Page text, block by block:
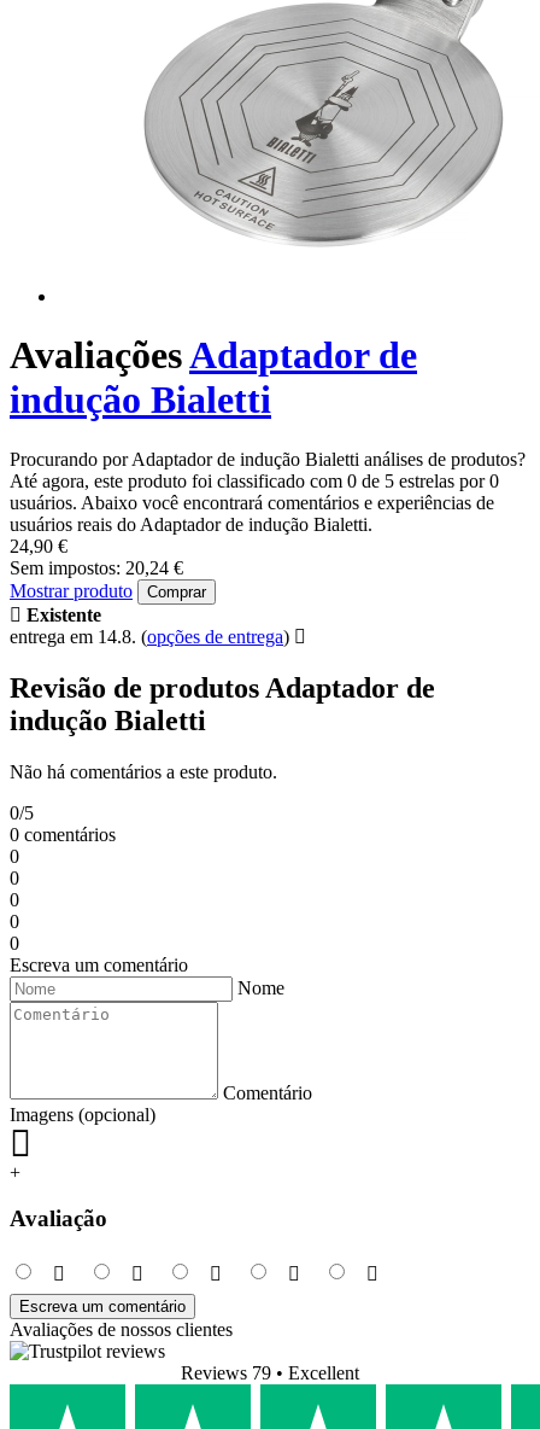
AvaliaçõesAdaptador de
indução Bialetti
Procurando por Adaptador de indução Bialetti análises de produtos?
Até agora, este produto foi classificado com 0 de 5 estrelas por 0
usuários. Abaixo você encontrará comentários e experiências de
usuários reais do Adaptador de indução Bialetti.
24,90 €
Sem impostos: 20,24 €
Mostrar produto
Comprar
Existente
entrega em 14.8. (opções de entrega)
Revisão de produtos Adaptador de
indução Bialetti
Não há comentários a este produto.
0/5
0 comentários
0
0
0
0
0
Escreva um comentário
Nome
Comentário
Imagens (opcional)
+
Avaliação
Escreva um comentário
Avaliações de nossos clientes
Reviews 79 • Excellent